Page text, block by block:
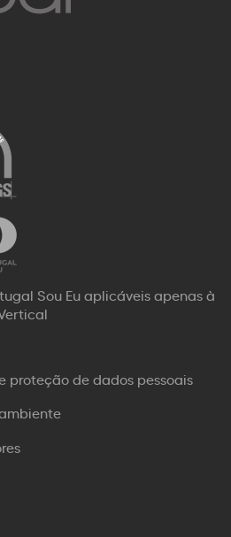
Sou Eu aplicáveis apenas à
proteção de dados pessoais